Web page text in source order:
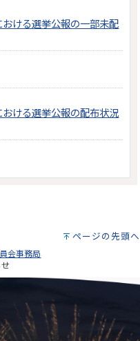
ける選挙公報の一部未配
ける選挙公報の配布状況
ページの先頭へ
会事務局